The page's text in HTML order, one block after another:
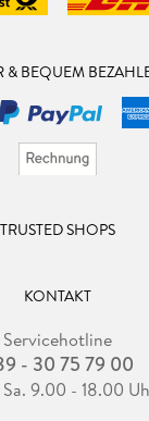
& BEQUEM
TRUSTED SHOPS
KONTAKT
Servicehotline
- 30 75 79 00
9.00 - 18.00